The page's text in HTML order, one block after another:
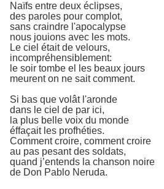
Naïfs entre deux éclipses,
des paroles pour complot,
sans craindre l'apocalypse
nous jouions avec les mots.
Le ciel était de velours,
incompréhensiblement:
le soir tombe el les beaux jours
meurent on ne sait comment.
Si bas que volât l'aronde
dans le ciel de par ici,
la plus belle voix du monde
éffaçait les profhéties.
Comment croire, comment croire
au pas pesant des soldats,
quand j’entends la chanson noire
de Don Pablo Neruda.